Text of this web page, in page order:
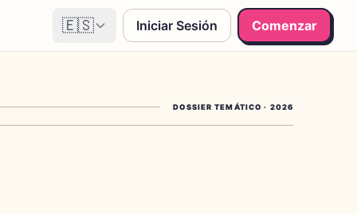
🇪🇸 Iniciar Sesión Comenzar
DOSSIER TEMÁTICO · 2026